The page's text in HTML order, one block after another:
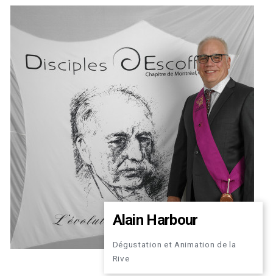
Alain Harbour
Dégustation et Animation de la
Rive